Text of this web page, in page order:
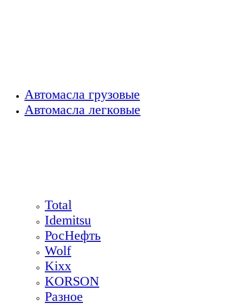
Автомасла грузовые
Автомасла легковые
Total
Idemitsu
РосНефть
Wolf
Kixx
KORSON
Разное